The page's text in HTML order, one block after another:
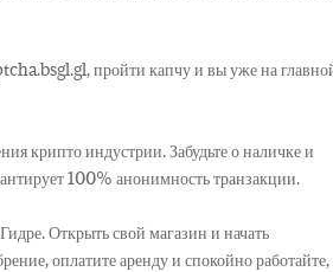
пройти капчу и вы уже на
крипто индустрии. Забудьте о наличке и
100% анонимность транзакции.
Открыть свой магазин и начать
оплатите аренду и спокойно работайте,